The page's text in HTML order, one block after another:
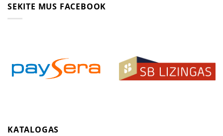
SEKITE MUS FACEBOOK
KATALOGAS